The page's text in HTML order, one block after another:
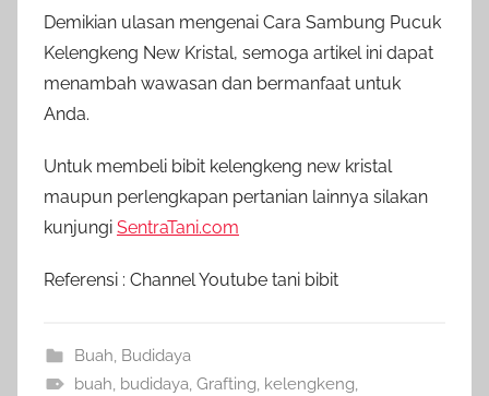
Demikian ulasan mengenai Cara Sambung Pucuk
Kelengkeng New Kristal, semoga artikel ini dapat
menambah wawasan dan bermanfaat untuk
Anda.
Untuk membeli bibit kelengkeng new kristal
maupun perlengkapan pertanian lainnya silakan
kunjungi SentraTani.com
Referensi : Channel Youtube tani bibit
Buah, Budidaya
buah, budidaya, Grafting, kelengkeng,